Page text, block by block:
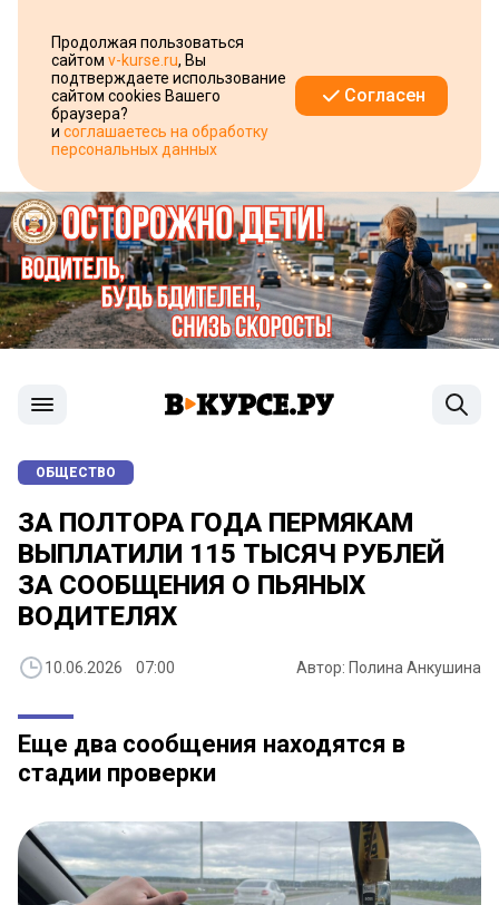
Продолжая пользоваться
сайтом v-kurse.ru, Вы
подтверждаете использование
сайтом cookies Вашего
браузера?
и соглашаетесь на обработку
персональных данных
Согласен
ОБЩЕСТВО
ЗА ПОЛТОРА ГОДА ПЕРМЯКАМ
ВЫПЛАТИЛИ 115 ТЫСЯЧ РУБЛЕЙ
ЗА СООБЩЕНИЯ О ПЬЯНЫХ
ВОДИТЕЛЯХ
10.06.2026 07:00 Автор: Полина Анкушина
Еще два сообщения находятся в
стадии проверки